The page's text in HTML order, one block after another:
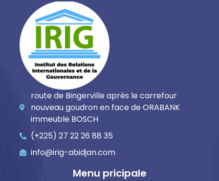
route de Bingerville après le carrefour
nouveau goudron en face de ORABANK
immeuble BOSCH
(+225) 27 22 26 88 35
info@irig-abidjan.com
Menu pricipale